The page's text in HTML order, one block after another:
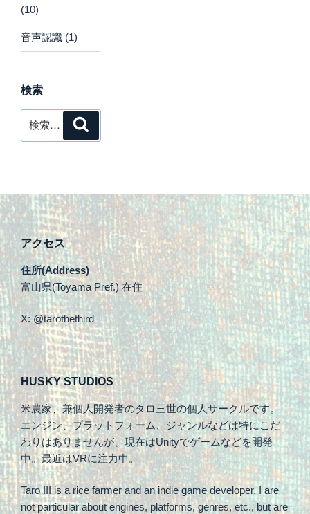
(10)
音声認識 (1)
検索
索:
アクセス
住所(Address)
富山県(Toyama Pref.) 在住
X: @tarothethird
HUSKY STUDIOS
米農家、兼個人開発者のタロ三世の個人サークルです。
エンジン、プラットフォーム、ジャンルなどは特にこだ
わりはありませんが、現在はUnityでゲームなどを開発
中。最近はVRに注力中。
Taro III is a rice farmer and an indie game developer. I are
not particular about engines, platforms, genres, etc., but are